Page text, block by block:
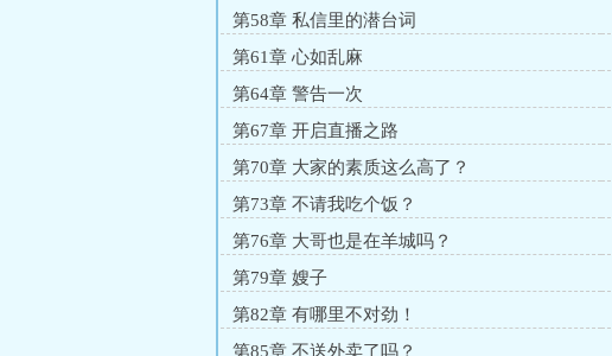
第58章 私信里的潜台词
第61章 心如乱麻
第64章 警告一次
第67章 开启直播之路
第70章 大家的素质这么高了？
第73章 不请我吃个饭？
第76章 大哥也是在羊城吗？
第79章 嫂子
第82章 有哪里不对劲！
第85章 不送外卖了吗？